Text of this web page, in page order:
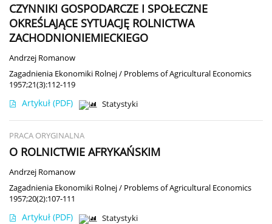
CZYNNIKI GOSPODARCZE I SPOŁECZNE
OKREŚLAJĄCE SYTUACJĘ ROLNICTWA
ZACHODNIONIEMIECKIEGO
Andrzej Romanow
Zagadnienia Ekonomiki Rolnej / Problems of Agricultural Economics
1957;21(3):112-119
Artykuł (PDF) Statystyki
PRACA ORYGINALNA
O ROLNICTWIE AFRYKAŃSKIM
Andrzej Romanow
Zagadnienia Ekonomiki Rolnej / Problems of Agricultural Economics
1957;20(2):107-111
Artykuł (PDF) Statystyki